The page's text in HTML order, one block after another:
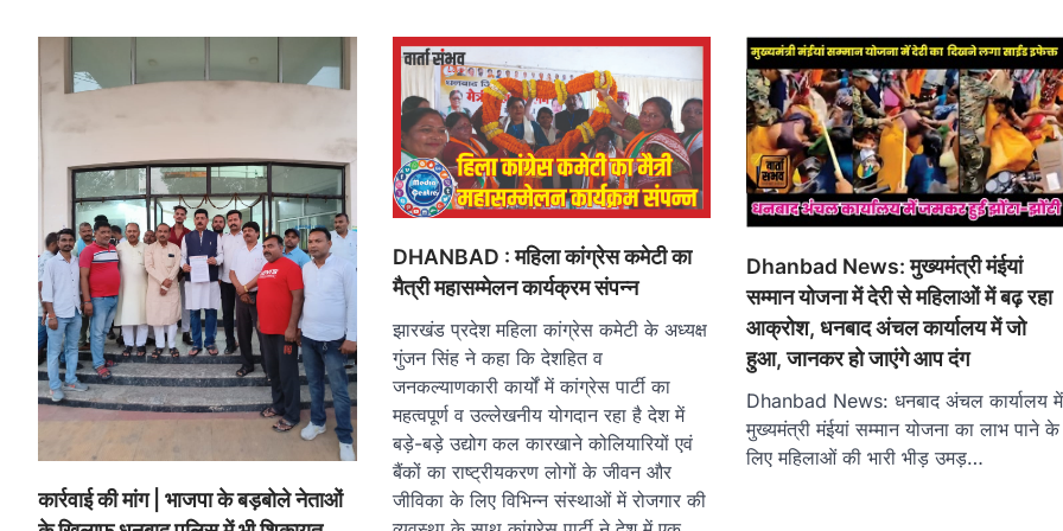
कार्रवाई की मांग | भाजपा के बड़बोले नेताओं
DHANBAD : महिला कांग्रेस कमेटी का
मैत्री महासम्मेलन कार्यक्रम संपन्न
झारखंड प्रदेश महिला कांग्रेस कमेटी के अध्यक्ष
गुंजन सिंह ने कहा कि देशहित व
जनकल्याणकारी कार्यों में कांग्रेस पार्टी का
महत्वपूर्ण व उल्लेखनीय योगदान रहा है देश में
बड़े-बड़े उद्योग कल कारखाने कोलियारियों एवं
बैंकों का राष्ट्रीयकरण लोगों के जीवन और
जीविका के लिए विभिन्न संस्थाओं में रोजगार की
Dhanbad News: मुख्यमंत्री मंईयां
सम्मान योजना में देरी से महिलाओं में बढ़ रहा
आक्रोश, धनबाद अंचल कार्यालय में जो
हुआ, जानकर हो जाएंगे आप दंग
Dhanbad News: धनबाद अंचल कार्यालय में
मुख्यमंत्री मंईयां सम्मान योजना का लाभ पाने के
लिए महिलाओं की भारी भीड़ उमड़…